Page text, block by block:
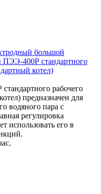
большой
ПЭЭ-400Р стандартного
котел)
рабочего
предназначен для
водяного пара с
регулировка
использовать его в